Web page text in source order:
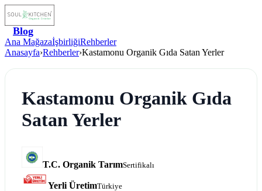
Blog
Ana MağazaİşbirliğiRehberler
Anasayfa›Rehberler›Kastamonu Organik Gıda Satan Yerler
Kastamonu Organik Gıda
Satan Yerler
T.C. Organik TarımSertifikalı
Yerli ÜretimTürkiye